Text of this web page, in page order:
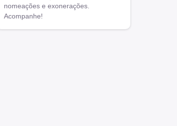
nomeações e exonerações.
Acompanhe!